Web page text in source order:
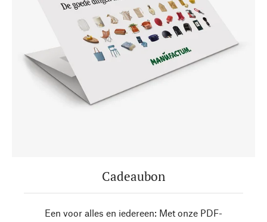
Cadeaubon
Een voor alles en iedereen: Met onze PDF-